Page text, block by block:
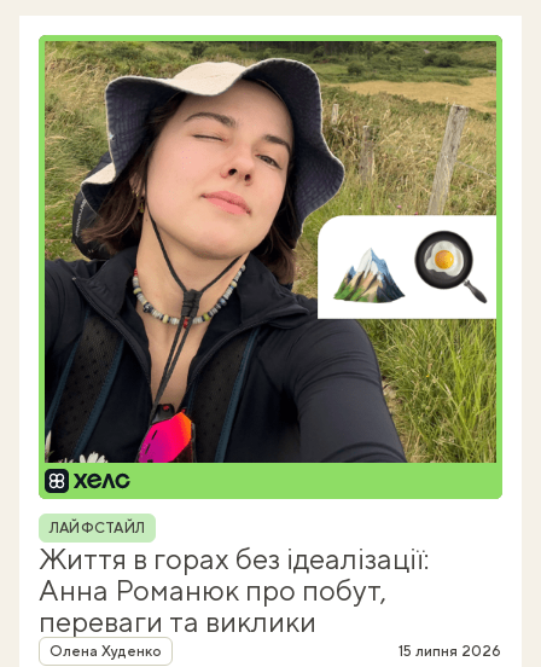
Рубрика
ЛАЙФСТАЙЛ
Життя в горах без ідеалізації:
Анна Романюк про побут,
переваги та виклики
Автор
Олена Худенко 15 липня 2026